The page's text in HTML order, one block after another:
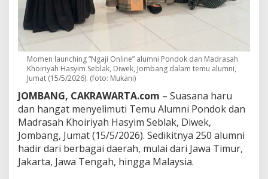
r
i
R
n
i
S
e
b
l
a
k
,
P
e
Momen launching “Ngaji Online” alumni Pondok dan Madrasah
Khoiriyah Hasyim Seblak, Diwek, Jombang dalam temu alumni,
Jumat (15/5/2026). (foto: Mukani)
JOMBANG, CAKRAWARTA.com – Suasana haru
dan hangat menyelimuti Temu Alumni Pondok dan
Madrasah Khoiriyah Hasyim Seblak, Diwek,
Jombang, Jumat (15/5/2026). Sedikitnya 250 alumni
hadir dari berbagai daerah, mulai dari Jawa Timur,
Jakarta, Jawa Tengah, hingga Malaysia.